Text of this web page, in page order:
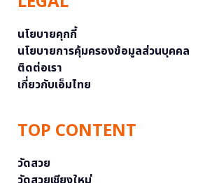
นโยบายคุกกี้
นโยบายการคุ้มครองข้อมูลส่วนบุคคล
ติดต่อเรา
เกี่ยวกับเอ็มไทย
TOP CONTENT
วัดสวย